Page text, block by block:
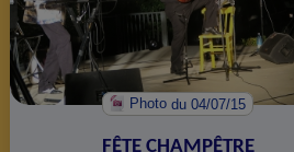
Photodu 04/07/15
FÊTE CHAMPÊTRE